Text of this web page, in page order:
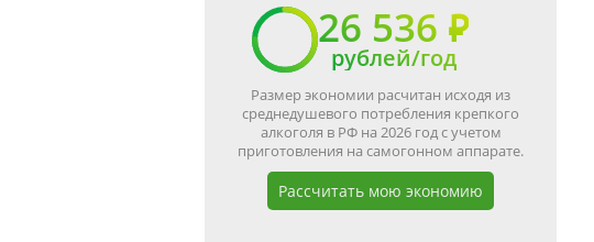
26 536 ₽
рублей/год
Размер экономии расчитан исходя из
среднедушевого потребления крепкого
алкоголя в РФ на 2026 год с учетом
приготовления на самогонном аппарате.
Рассчитать мою экономию